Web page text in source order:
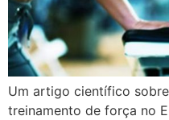
Um artigo científico
treinamento de força no